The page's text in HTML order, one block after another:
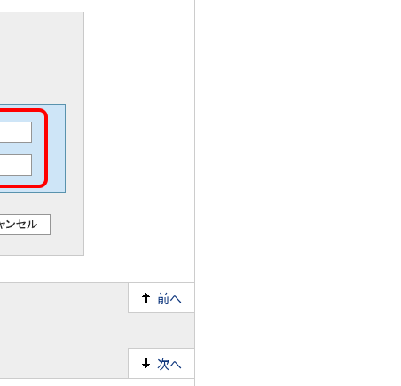
前へ
次へ